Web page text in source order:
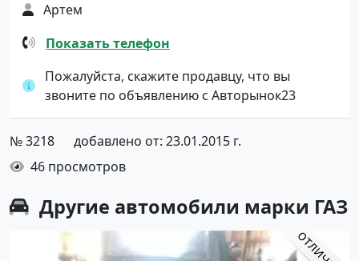
Артем
Показать телефон
Пожалуйста, скажите продавцу, что вы
звоните по объявлению с Авторынок23
№ 3218
добавлено от: 23.01.2015 г.
46 просмотров
Другие автомобили марки ГАЗ